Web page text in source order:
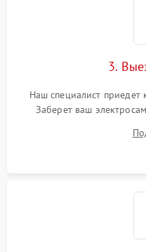
3.
Наш специалист приедет
Заберет ваш